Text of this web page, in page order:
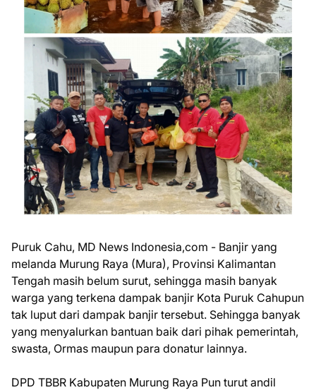
Puruk Cahu, MD News Indonesia,com - Banjir yang
melanda Murung Raya (Mura), Provinsi Kalimantan
Tengah masih belum surut, sehingga masih banyak
warga yang terkena dampak banjir Kota Puruk Cahupun
tak luput dari dampak banjir tersebut. Sehingga banyak
yang menyalurkan bantuan baik dari pihak pemerintah,
swasta, Ormas maupun para donatur lainnya.
DPD TBBR Kabupaten Murung Raya Pun turut andil